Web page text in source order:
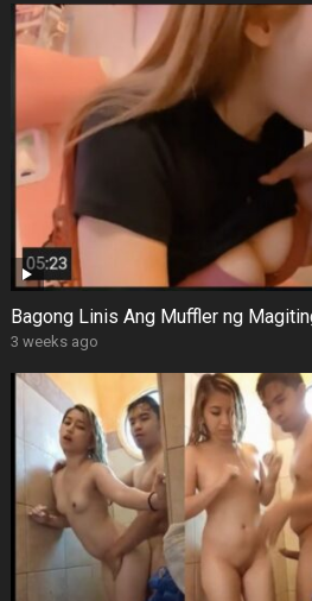
Bagong Linis Ang Muffler ng
3 weeks ago